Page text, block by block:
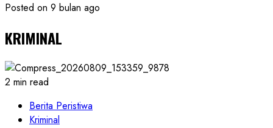
Posted on 9 bulan ago
KRIMINAL
2 min read
Berita Peristiwa
Kriminal